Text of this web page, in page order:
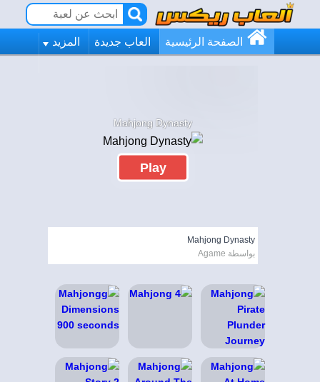
الصفحة الرئيسية العاب جديدة المزيد
Mahjong Dynasty
Play
Mahjong Dynasty
بواسطة Agame